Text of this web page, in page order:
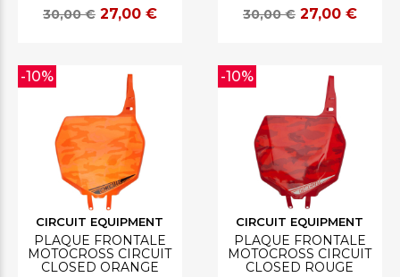
30,00 € 27,00 €
30,00 € 27,00 €
CIRCUIT EQUIPMENT
PLAQUE FRONTALE
MOTOCROSS CIRCUIT
CLOSED ORANGE
-10%
CIRCUIT EQUIPMENT
PLAQUE FRONTALE
MOTOCROSS CIRCUIT
CLOSED ROUGE
-10%